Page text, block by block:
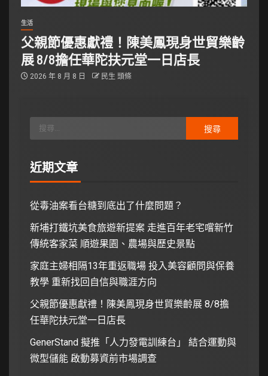
生活
父親節優惠獻禮！陳美鳳現身世貿樂齡
展 8/8擔任華陀扶元堂一日店長
2026 年 8 月 8 日 民生 頭條
近期文章
從毒油案看台糖到底出了什麼問題？
新埔打鐵坑美食旅遊新提案 走進百年老宅嚐新竹
傳統客家菜 順遊果園、農場與歷史景點
家庭主婦相隔13年重返職場 投入美容顧問與保養
教學 重新找回自信與職涯方向
父親節優惠獻禮！陳美鳳現身世貿樂齡展 8/8擔
任華陀扶元堂一日店長
GenerStand 擬推「人力發電訓練台」 結合運動與
微型儲能 啟動募資前市場調查